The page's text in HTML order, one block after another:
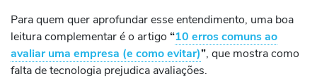
Para quem quer aprofundar esse entendimento, uma boa
leitura complementar é o artigo “10 erros comuns ao
avaliar uma empresa (e como evitar)”, que mostra como
falta de tecnologia prejudica avaliações.